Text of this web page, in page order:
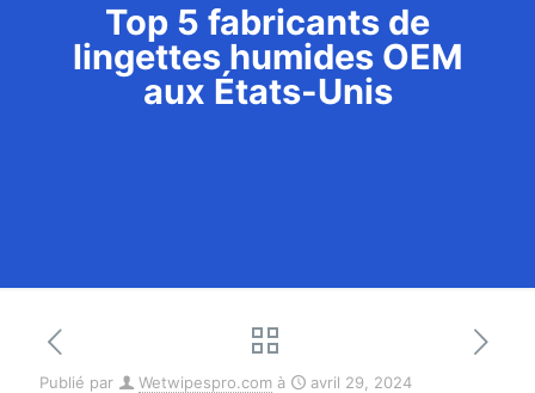
Top 5 fabricants de
lingettes humides OEM
aux États-Unis
Publié par Wetwipespro.com à avril 29, 2024